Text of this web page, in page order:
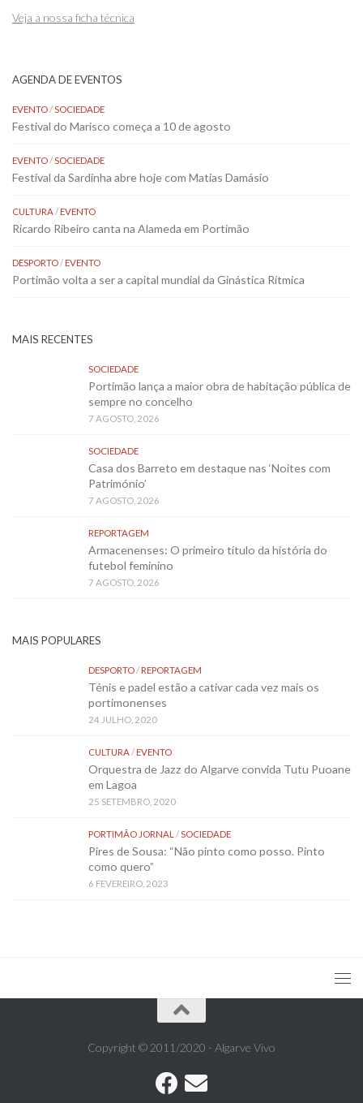
Veja a nossa ficha técnica
AGENDA DE EVENTOS
EVENTO/SOCIEDADE
Festival do Marisco começa a 10 de agosto
EVENTO/SOCIEDADE
Festival da Sardinha abre hoje com Matias Damásio
CULTURA/EVENTO
Ricardo Ribeiro canta na Alameda em Portimão
DESPORTO/EVENTO
Portimão volta a ser a capital mundial da Ginástica Rítmica
MAIS RECENTES
SOCIEDADE
Portimão lança a maior obra de habitação pública de
sempre no concelho
7 AGOSTO, 2026
SOCIEDADE
Casa dos Barreto em destaque nas ‘Noites com
Património’
7 AGOSTO, 2026
REPORTAGEM
Armacenenses: O primeiro título da história do
futebol feminino
7 AGOSTO, 2026
MAIS POPULARES
DESPORTO/REPORTAGEM
Ténis e padel estão a cativar cada vez mais os
portimonenses
24 JULHO, 2020
CULTURA/EVENTO
Orquestra de Jazz do Algarve convida Tutu Puoane
em Lagoa
25 SETEMBRO, 2020
PORTIMÃO JORNAL /SOCIEDADE
Pires de Sousa: “Não pinto como posso. Pinto
como quero”
6 FEVEREIRO, 2023
Copyright © 2011/2020 - Algarve Vivo